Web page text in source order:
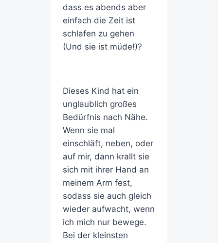
dass es abends aber
einfach die Zeit ist
schlafen zu gehen
(Und sie ist müde!)?
Dieses Kind hat ein
unglaublich großes
Bedürfnis nach Nähe.
Wenn sie mal
einschläft, neben, oder
auf mir, dann krallt sie
sich mit ihrer Hand an
meinem Arm fest,
sodass sie auch gleich
wieder aufwacht, wenn
ich mich nur bewege.
Bei der kleinsten